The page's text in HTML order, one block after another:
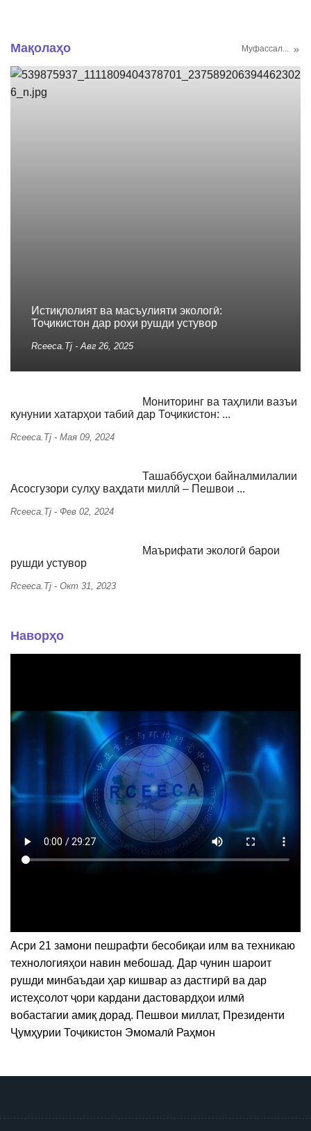
Мақолаҳо Муфассал...
Истиқлолият ва масъулияти экологӣ:
Тоҷикистон дар роҳи рушди устувор
Rceeca.tj -Авг 26, 2025
Мониторинг ва таҳлили вазъи
кунунии хатарҳои табиӣ дар Тоҷикистон: ...
Rceeca.tj - Мая 09, 2024
Ташаббусҳои байналмилалии
Асосгузори сулҳу ваҳдати миллӣ – Пешвои ...
Rceeca.tj - Фев 02, 2024
Маърифати экологӣ барои
рушди устувор
Rceeca.tj - Окт 31, 2023
Наворҳо
Асри 21 замони пешрафти бесобиқаи илм ва техникаю
технологияҳои навин мебошад. Дар чунин шароит
рушди минбаъдаи ҳар кишвар аз дастгирӣ ва дар
истеҳсолот ҷори кардани дастовардҳои илмӣ
вобастагии амиқ дорад. Пешвои миллат, Президенти
Ҷумҳурии Тоҷикистон Эмомалӣ Раҳмон